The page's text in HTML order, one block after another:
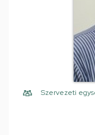
Szervezeti